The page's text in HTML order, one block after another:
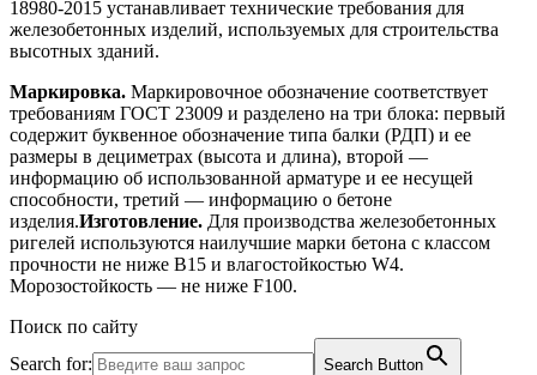
18980-2015 устанавливает технические требования для
железобетонных изделий, используемых для строительства
высотных зданий.
Маркировка. Маркировочное обозначение соответствует
требованиям ГОСТ 23009 и разделено на три блока: первый
содержит буквенное обозначение типа балки (РДП) и ее
размеры в дециметрах (высота и длина), второй —
информацию об использованной арматуре и ее несущей
способности, третий — информацию о бетоне
изделия.Изготовление. Для производства железобетонных
ригелей используются наилучшие марки бетона с классом
прочности не ниже B15 и влагостойкостью W4.
Морозостойкость — не ниже F100.
Поиск по сайту
Search for:
Search Button